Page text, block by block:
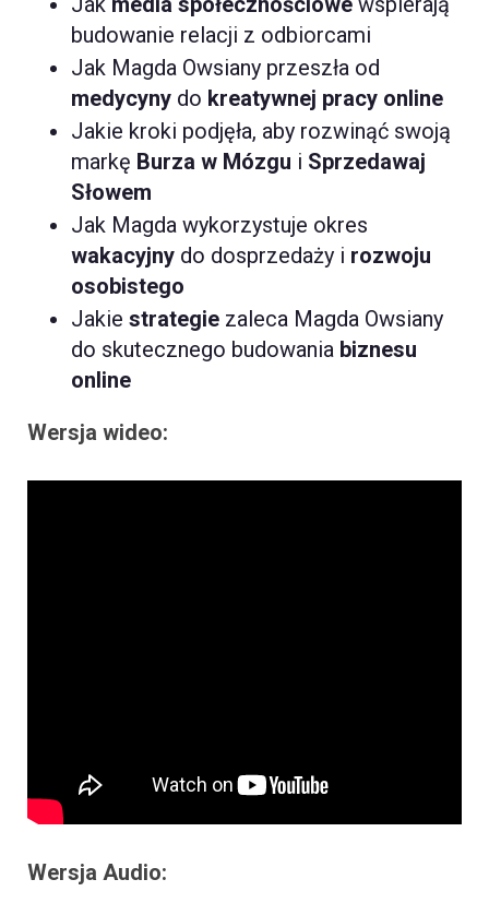
budowanie relacji z odbiorcami
Jak Magda Owsiany przeszła od
medycyny do kreatywnej pracy online
Jakie kroki podjęła, aby rozwinąć swoją
markę Burza w Mózgu i Sprzedawaj
Słowem
Jak Magda wykorzystuje okres
wakacyjny do dosprzedaży i rozwoju
osobistego
Jakie strategie zaleca Magda Owsiany
do skutecznego budowania biznesu
online
Wersja wideo:
Wersja Audio: